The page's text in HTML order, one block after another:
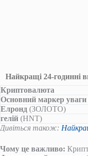
Найкращі 24-годинні
Криптовалюта
Основний маркер уваги
Елронд (ЗОЛОТО)
гелій (HNT)
Дивіться також:
Чому це важливо: